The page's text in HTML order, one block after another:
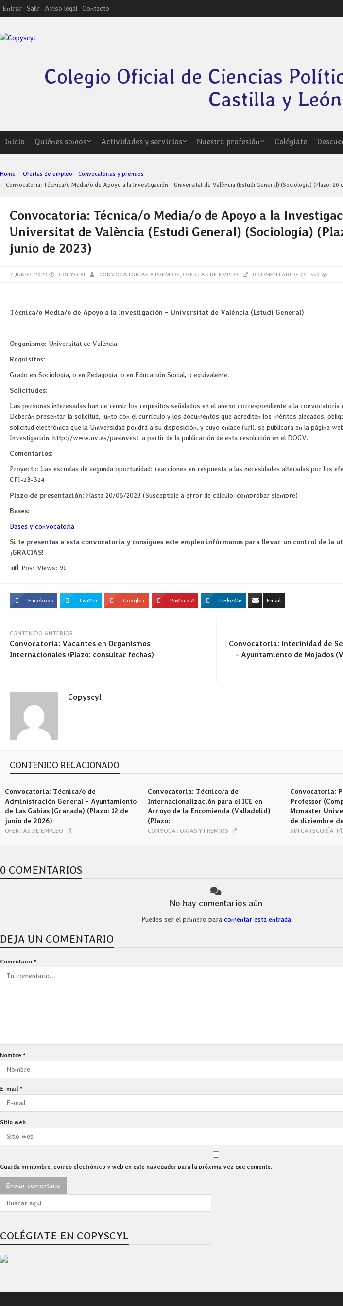
Entrar Salir Aviso legal Contacto
Colegio Oficial de Ciencias
Castilla y León
Inicio Quiénes somos Actividades y servicios Nuestra profesión Colégiate
Home Ofertas de empleo
Convocatorias y premios
Convocatoria: Técnica/o Media/o de Apoyo a la Investigación – Universitat de València (Estudi General) (Sociología) (Plazo: 20
Convocatoria: Técnica/o Media/o de Apoyo a la
Universitat de València (Estudi General) (Sociología)
junio de 2023)
7 JUNIO, 2023 COPYSCYL CONVOCATORIAS Y PREMIOS OFERTAS DE EMPLEO 0 COMENTARIOS 550
Técnica/o Media/o de Apoyo a la Investigación – Universitat de València (Estudi General)
Organismo: Universitat de València
Requisitos:
Grado en Sociología, o en Pedagogía, o en Educación Social, o equivalente.
Solicitudes:
Las personas interesadas han de reunir los requisitos señalados en el anexo correspondiente a la convocatoria
Deberán presentar la solicitud, junto con el currículo y los documentos que acrediten los méritos alegados,
solicitud electrónica que la Universidad pondrá a su disposición, y cuyo enlace (url), se publicará en la página
Investigación, http://www.uv.es/pasinvest, a partir de la publicación de esta resolución en el DOGV.
Comentarios:
Proyecto: Las escuelas de segunda oportunidad: reacciones en respuesta a las necesidades alteradas por los
CPI-23-324
Plazo de presentación: Hasta 20/06/2023 (Susceptible a error de cálculo, comprobar siempre)
Bases:
Bases y convocatoria
Si te presentas a esta convocatoria y consigues este empleo infórmanos para llevar un control de la
¡GRACIAS!
Post Views: 91
Facebook Twitter Google+ Pinterest LinkedIn Email
CONTENIDO ANTERIOR
Convocatoria: Vacantes en Organismos
Internacionales (Plazo: consultar fechas)
Convocatoria: Interinidad de
- Ayuntamiento de Mojados
Copyscyl
CONTENIDO RELACIONADO
Convocatoria: Técnica/o de
Administración General – Ayuntamiento
de Las Gabias (Granada) (Plazo: 12 de
junio de 2026)
OFERTAS DE EMPLEO
Convocatoria: Técnico/a de
Internacionalización para el ICE en
Arroyo de la Encomienda (Valladolid)
(Plazo:
CONVOCATORIAS Y PREMIOS
Convocatoria:
Professor
Mcmaster
de diciembre
SIN CATEGORÍA
0 COMENTARIOS
No hay comentarios aún
Puedes ser el primero para comentar esta entrada
DEJA UN COMENTARIO
Comentario *
Nombre *
E-mail *
Sitio web
Guarda mi nombre, correo electrónico y web en este navegador para la próxima vez que comente.
COLÉGIATE EN COPYSCYL